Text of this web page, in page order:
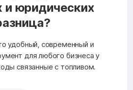
и юридических
удобный, современный и
для любого бизнеса у
связанные с топливом.